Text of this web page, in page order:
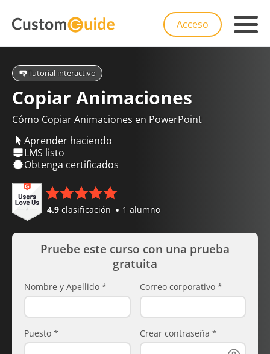
Acceso
Tutorial interactivo
Copiar Animaciones
Cómo Copiar Animaciones en PowerPoint
Aprender haciendo
LMS listo
Obtenga certificados
4.9 clasificación 1 alumno
Pruebe este curso con una prueba
gratuita
Nombre y Apellido * Correo corporativo *
Puesto * Crear contraseña *